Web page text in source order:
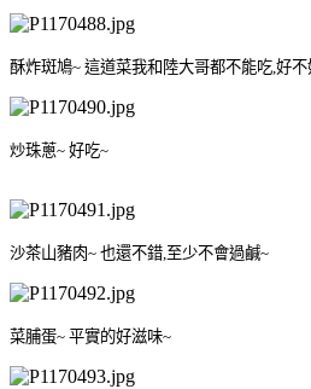
酥炸斑鳩~ 這道菜我和陸大哥都不能吃 好不
炒珠蔥~ 好吃~
沙茶山豬肉~ 也還不錯 至少不會過鹹~
菜脯蛋~ 平實的好滋味~